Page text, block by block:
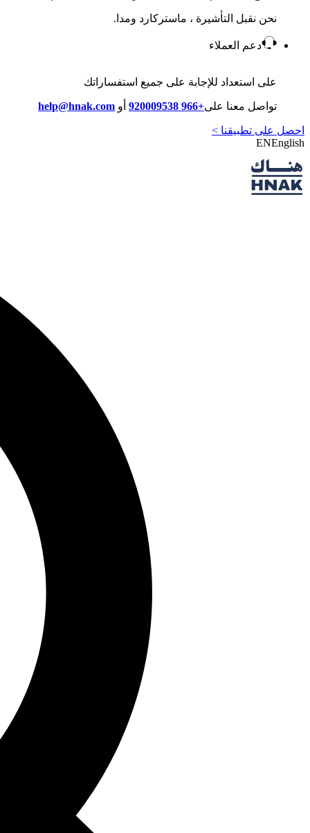
نحن نقبل التأشيرة ، ماستركارد ومدا.
دعم العملاء
على استعداد للإجابة على جميع استفساراتك
تواصل معنا على+966 920009538 أو help@hnak.com
احصل على تطبيقنا >
ENEnglish